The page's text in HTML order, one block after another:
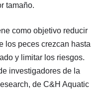
tamaño.
como objetivo reducir
los peces crezcan hasta
y limitar los riesgos.
investigadores de la
de C&H Aquatic